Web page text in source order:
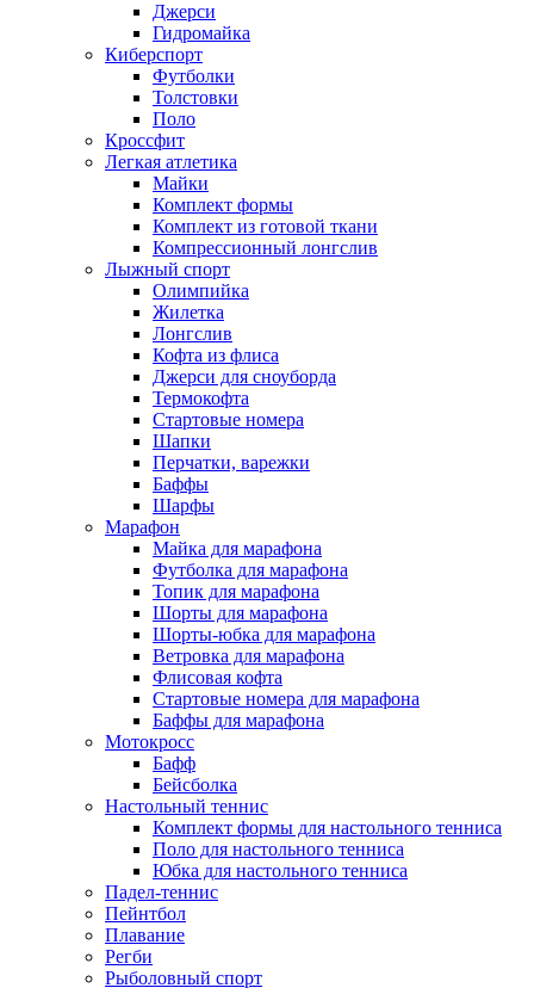
Джерси
Гидромайка
Киберспорт
Футболки
Толстовки
Поло
Кроссфит
Легкая атлетика
Майки
Комплект формы
Комплект из готовой ткани
Компрессионный лонгслив
Лыжный спорт
Олимпийка
Жилетка
Лонгслив
Кофта из флиса
Джерси для сноуборда
Термокофта
Стартовые номера
Шапки
Перчатки, варежки
Баффы
Шарфы
Марафон
Майка для марафона
Футболка для марафона
Топик для марафона
Шорты для марафона
Шорты-юбка для марафона
Ветровка для марафона
Флисовая кофта
Стартовые номера для марафона
Баффы для марафона
Мотокросс
Бафф
Бейсболка
Настольный теннис
Комплект формы для настольного тенниса
Поло для настольного тенниса
Юбка для настольного тенниса
Падел-теннис
Пейнтбол
Плавание
Регби
Рыболовный спорт